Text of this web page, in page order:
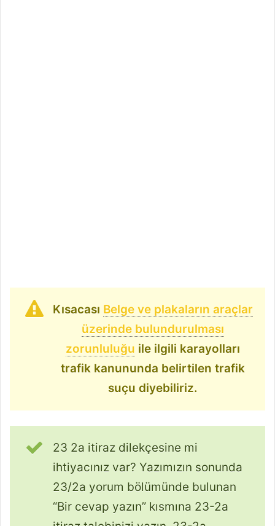
Kısacası Belge ve plakaların araçlar
üzerinde bulundurulması
zorunluluğu ile ilgili karayolları
trafik kanununda belirtilen trafik
suçu diyebiliriz.
23 2a itiraz dilekçesine mi
ihtiyacınız var? Yazımızın sonunda
23/2a yorum bölümünde bulunan
“Bir cevap yazın” kısmına 23-2a